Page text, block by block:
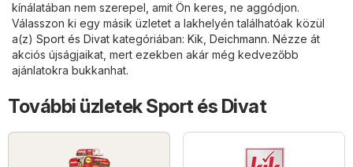
kínálatában nem szerepel, amit Ön keres, ne aggódjon.
Válasszon ki egy másik üzletet a lakhelyén találhatóak közül
a(z) Sport és Divat kategóriában: Kik Deichmann. Nézze át
akciós újságjaikat, mert ezekben akár még kedvezőbb
ajánlatokra bukkanhat.
További üzletek Sport és Divat